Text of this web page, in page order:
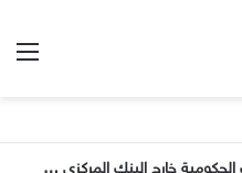
وزير المالية يوجه بإغلاق الحسابات الحكومية خارج البنك المركزي وإيقاف الصرف المباشر من الإيرادات